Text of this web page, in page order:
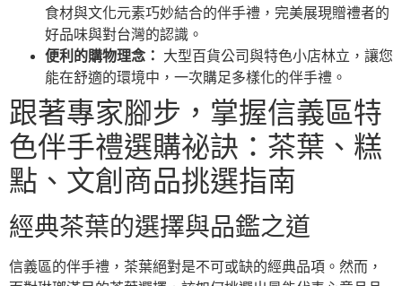
食材與文化元素巧妙結合的伴手禮，完美展現贈禮者的
好品味與對台灣的認識。
便利的購物理念：
大型百貨公司與特色小店林立，讓您
能在舒適的環境中，一次購足多樣化的伴手禮。
跟著專家腳步，掌握信義區特
色伴手禮選購祕訣：茶葉、糕
點、文創商品挑選指南
經典茶葉的選擇與品鑑之道
信義區的伴手禮，茶葉絕對是不可或缺的經典品項。然而，